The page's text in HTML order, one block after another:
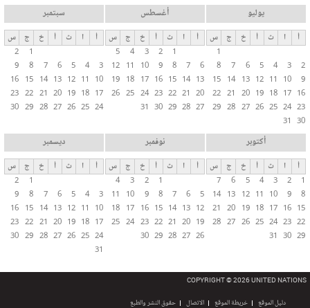
يوليو
أ ا ث أ خ ج
س
1
2
3
4
5
6
7
8
9
10
11
12
13
14
15
16
17
18
19
20
21
22
23
24
25
26
27
28
29
30
31
أغسطس
أ ا ث أ خ ج
س
1
2
3
4
5
6
7
8
9
10
11
12
13
14
15
16
17
18
19
20
21
22
23
24
25
26
27
28
29
30
31
سبتمبر
أ ا ث أ خ ج
س
1
2
3
4
5
6
7
8
9
10
11
12
13
14
15
16
17
18
19
20
21
22
23
24
25
26
27
28
29
30
أكتوبر
أ ا ث أ خ ج
س
1
2
3
4
5
6
7
8
9
10
11
12
13
14
15
16
17
18
19
20
21
22
23
24
25
26
27
28
29
30
31
نوفمبر
أ ا ث أ خ ج
س
1
2
3
4
5
6
7
8
9
10
11
12
13
14
15
16
17
18
19
20
21
22
23
24
25
26
27
28
29
30
ديسمبر
أ ا ث أ خ ج
س
1
2
3
4
5
6
7
8
9
10
11
12
13
14
15
16
17
18
19
20
21
22
23
24
25
26
27
28
29
30
31
COPYRIGHT © 2026 UNITED NATIONS
دليل الموقع خريطة الموقع الاتصال حقوق النشر والطبع